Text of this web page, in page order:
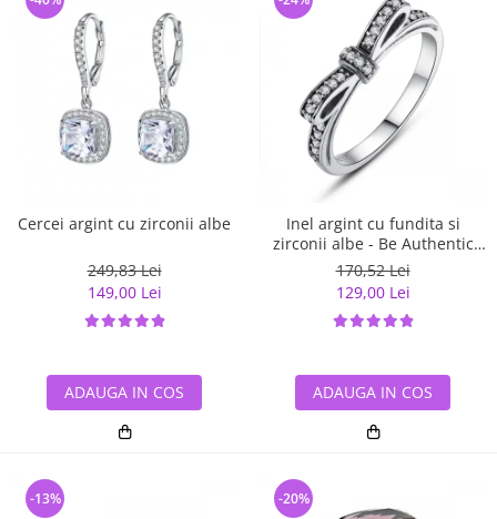
Cercei argint cu zirconii albe
249,83 Lei
149,00 Lei
ADAUGA IN COS
Inel argint cu fundita si
zirconii albe - Be Authentic
IST0007
170,52 Lei
129,00 Lei
ADAUGA IN COS
-13% -20%